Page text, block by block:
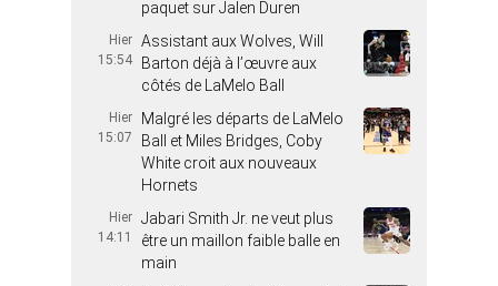
paquet sur Jalen Duren
Hier
15:54
Assistant aux Wolves, Will
Barton déjà à l’œuvre aux
côtés de LaMelo Ball
Hier
15:07
Malgré les départs de LaMelo
Ball et Miles Bridges, Coby
White croit aux nouveaux
Hornets
Hier
14:11
Jabari Smith Jr. ne veut plus
être un maillon faible balle en
main